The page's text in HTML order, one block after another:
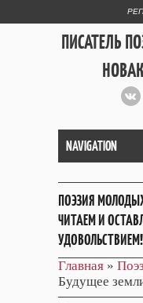
ПИСАТЕЛЬ
и Web
NAVIGATION
ПОЭЗИЯ
ЧИТАЕМ И
УДОВОЛЬСТВИЕМ!
Главная »
Будущее